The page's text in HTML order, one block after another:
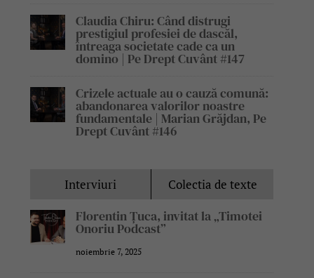
Claudia Chiru: Când distrugi
prestigiul profesiei de dascăl,
întreaga societate cade ca un
domino | Pe Drept Cuvânt #147
Crizele actuale au o cauză comună:
abandonarea valorilor noastre
fundamentale | Marian Grăjdan, Pe
Drept Cuvânt #146
Interviuri Colectia de texte
Florentin Țuca, invitat la „Timotei
Onoriu Podcast”
noiembrie 7, 2025